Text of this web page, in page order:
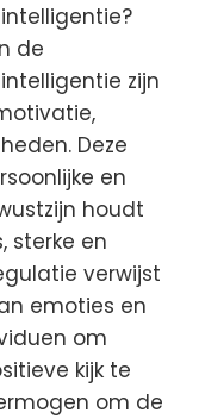
de
zijn
Deze
en
houdt
sterke en
verwijst
emoties en
om
kijk te
om de